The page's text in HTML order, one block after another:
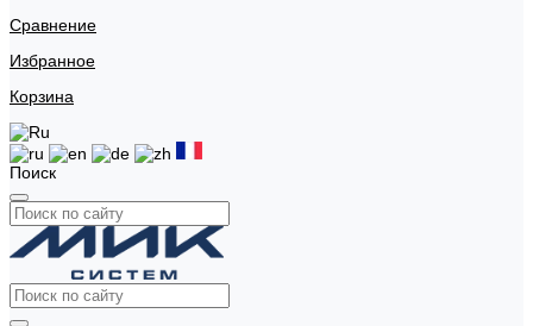
Сравнение
Избранное
Корзина
Поиск